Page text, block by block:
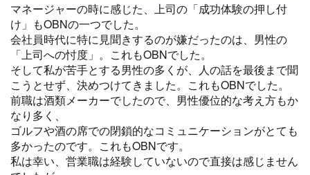
マネージャーの時に感じた、上司の「成功体験の押し付
け」もOBNの一つでした。
会社員時代に特に見聞きするのが嫌だったのは、男性の
「上司への忖度」。これもOBNでした。
そして私が苦手とする男性の多くが、人の話を最後まで聞
こうとせず、決めつけてきました。これもOBNでした。
前職は酒類メーカーでしたので、男性優位的な考え方もか
なり多く、
ゴルフや酒の席での閉鎖的なコミュニケーションがとても
多かったのです。これもOBNです。
私は幸い、営業職は経験していないので直接は感じません